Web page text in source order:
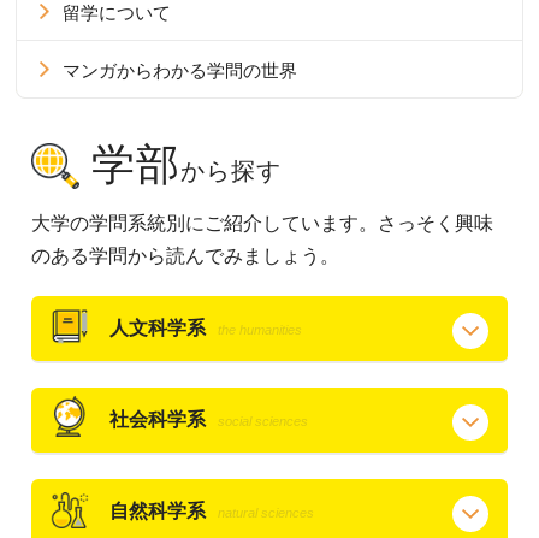
留学について
マンガからわかる学問の世界
学部から探す
大学の学問系統別にご紹介しています。さっそく興味
のある学問から読んでみましょう。
人文科学系 the humanities
社会科学系 social sciences
自然科学系 natural sciences